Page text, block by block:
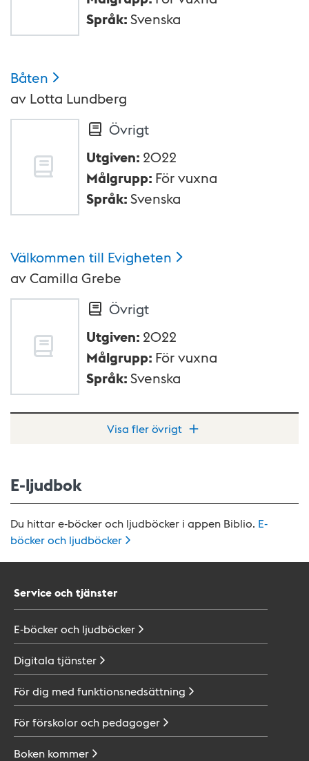
Språk:Svenska
Båten
av Lotta Lundberg
Övrigt
Utgiven: 2022
Målgrupp: För vuxna
Språk:Svenska
Välkommen till Evigheten
avCamilla Grebe
Övrigt
Utgiven: 2022
Målgrupp: För vuxna
Språk:Svenska
Visa fler övrigt
E-ljudbok
Du hittar e-böcker och ljudböcker i appen Biblio. E-
böcker och ljudböcker
Service och tjänster
E-böcker och ljudböcker
Digitala tjänster
För dig med funktionsnedsättning
För förskolor och pedagoger
Boken kommer